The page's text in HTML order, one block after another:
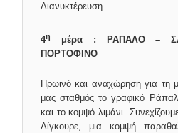
Διανυκτέρευση.
4η
μέρα : ΡΑΠΑΛΟ –
ΠΟΡΤΟΦΙΝΟ
Πρωινό και αναχώρηση για τη
μας σταθμός το γραφικό
και το κομψό λιμάνι.
Λίγκουρε, μια κομψή